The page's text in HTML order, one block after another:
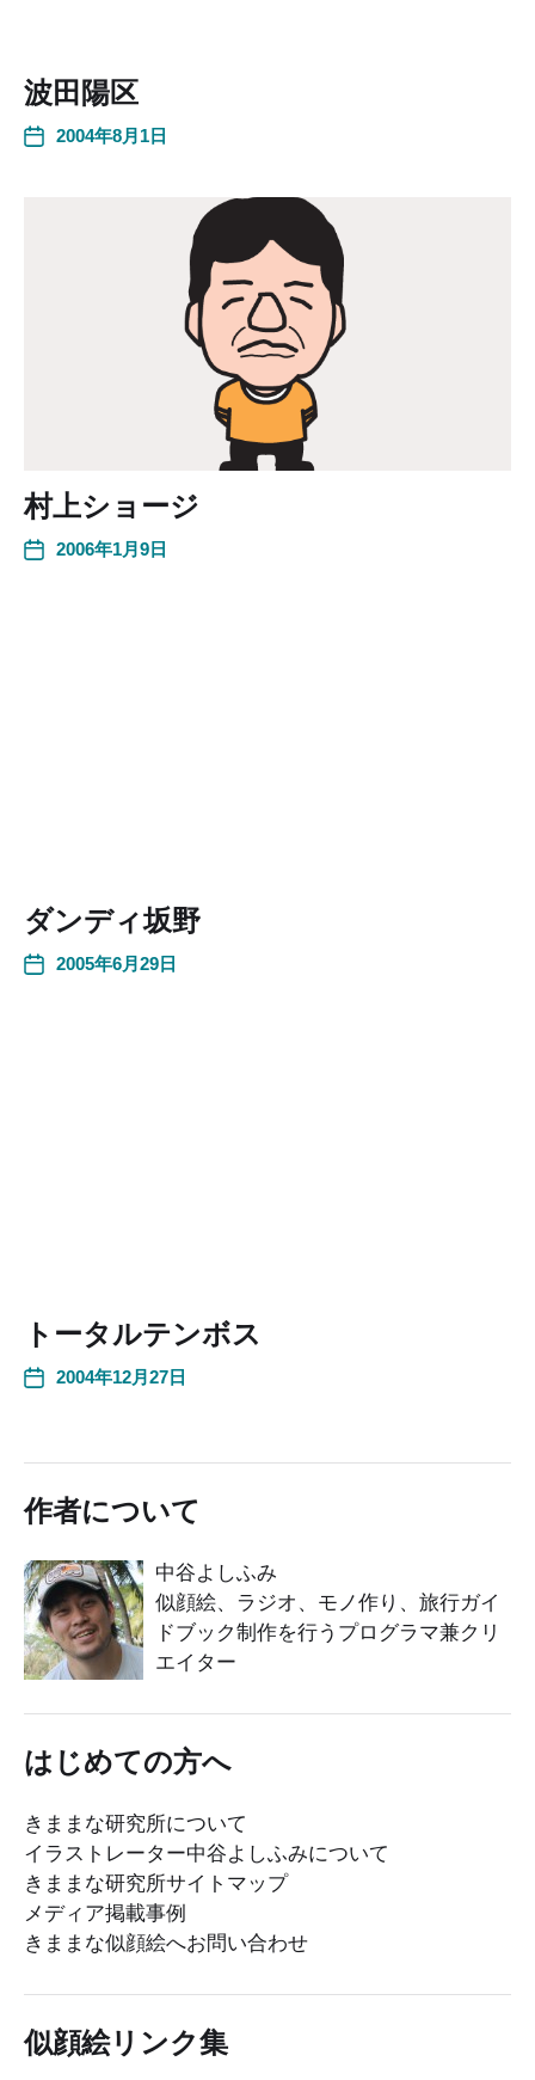
波田陽区
2004年8月1日
村上ショージ
2006年1月9日
ダンディ坂野
2005年6月29日
トータルテンボス
2004年12月27日
作者について
中谷よしふみ
似顔絵、ラジオ、モノ作り、旅行ガイ
ドブック制作を行うプログラマ兼クリ
エイター
はじめての方へ
きままな研究所について
イラストレーター中谷よしふみについて
きままな研究所サイトマップ
メディア掲載事例
きままな似顔絵へお問い合わせ
似顔絵リンク集